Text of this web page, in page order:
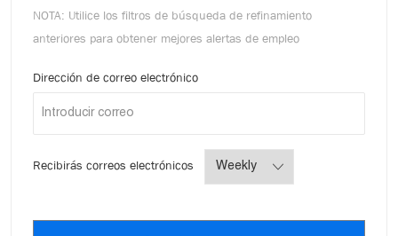
NOTA: Utilice los filtros de búsqueda de refinamiento
anteriores para obtener mejores alertas de empleo
Dirección de correo electrónicoRequired
Recibirás correos electrónicos Required